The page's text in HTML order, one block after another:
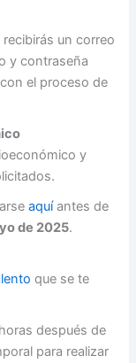
un correo
y contraseña
el proceso de
y
aquíantes de
de 2025.
que se te
después de
para realizar